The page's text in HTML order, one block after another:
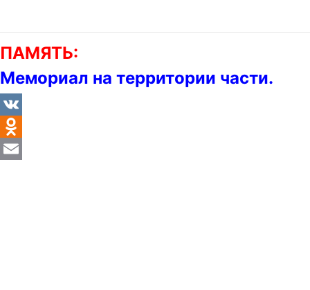
ПАМЯТЬ:
Мемориал на территории части.
VK
Odnoklassniki